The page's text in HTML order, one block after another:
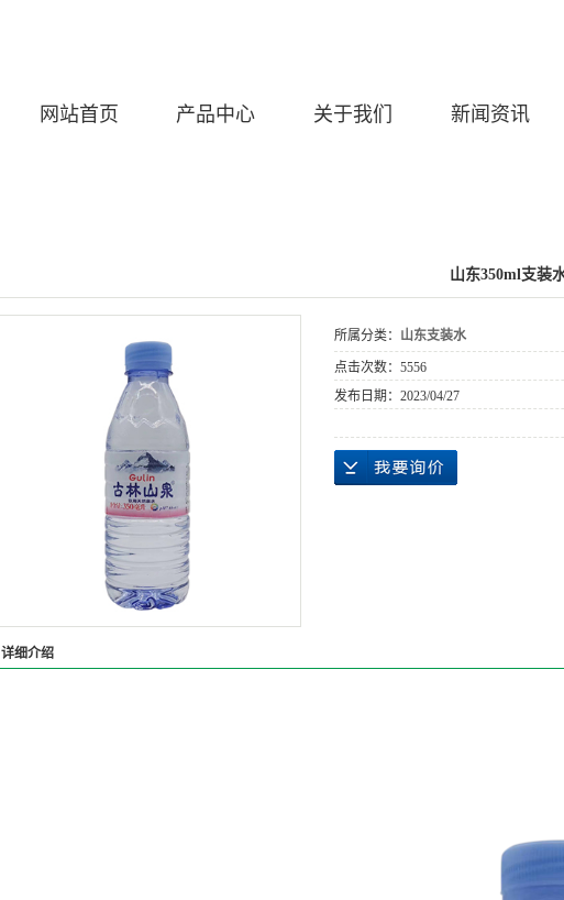
网站首页 产品中心 关于我们 新闻资讯
山东350ml支装
所属分类： 山东支装水
点击次数：5556
发布日期：2023/04/27
详细介绍